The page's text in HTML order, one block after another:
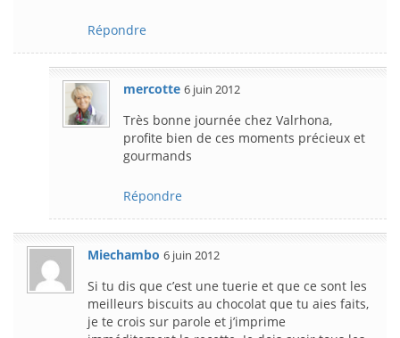
Répondre
mercotte 6 juin 2012
Très bonne journée chez Valrhona,
profite bien de ces moments précieux et
gourmands
Répondre
Miechambo 6 juin 2012
Si tu dis que c’est une tuerie et que ce sont les
meilleurs biscuits au chocolat que tu aies faits,
je te crois sur parole et j’imprime